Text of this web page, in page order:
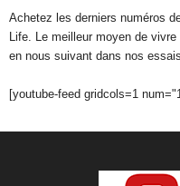
Achetez les derniers numéros
Life. Le meilleur moyen de
en nous suivant dans nos
[youtube-feed gridcols=1